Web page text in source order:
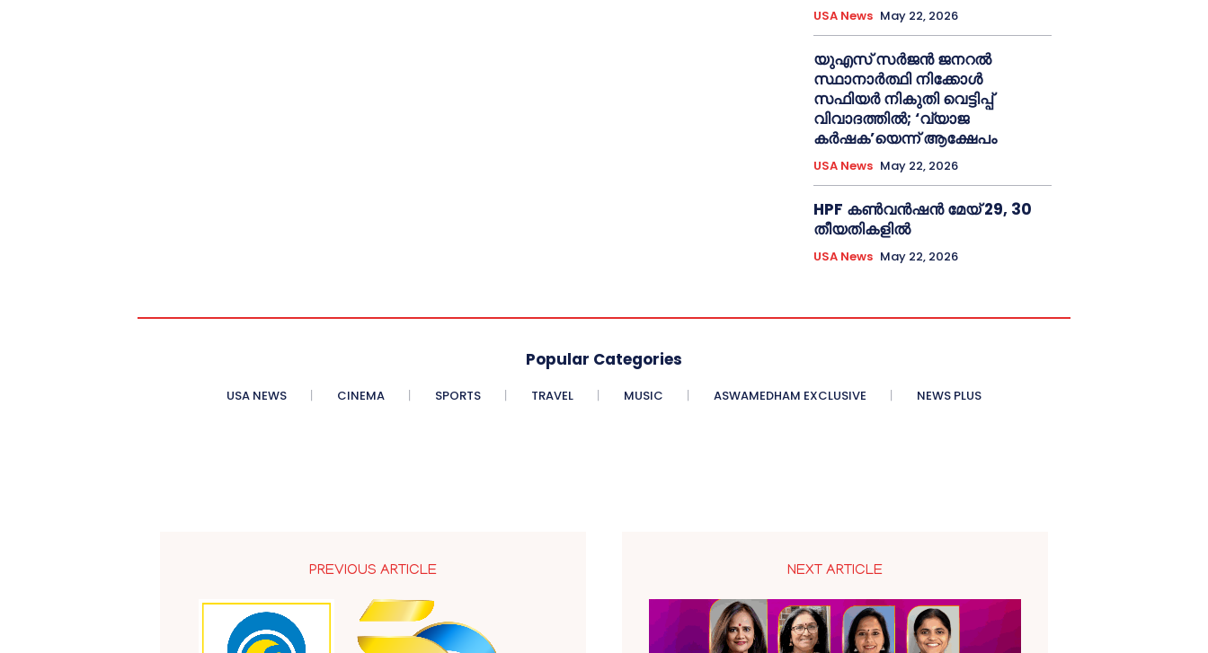
USA News May 22, 2026
യുഎസ് സർജൻ ജനറൽ
സ്ഥാനാർത്ഥി നിക്കോൾ
സഫിയർ നികുതി വെട്ടിപ്പ്
വിവാദത്തിൽ; ‘വ്യാജ
കർഷക’യെന്ന് ആക്ഷേപം
USA News May 22, 2026
HPF കൺവൻഷൻ മേയ് 29, 30
തീയതികളിൽ
USA News May 22, 2026
Popular Categories
USA NEWS CINEMA SPORTS TRAVEL MUSIC ASWAMEDHAM EXCLUSIVE NEWS PLUS
PREVIOUS ARTICLE NEXT ARTICLE